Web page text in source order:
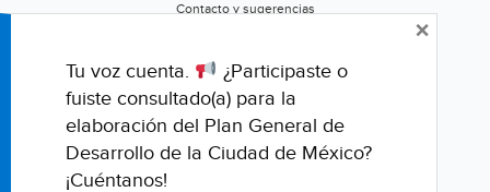
Contacto y sugerencias
Califica este portal
Tu voz cuenta.
¿Participaste o
fuiste consultado(a) para la
elaboración del Plan General de
Desarrollo de la Ciudad de México?
¡Cuéntanos!
×